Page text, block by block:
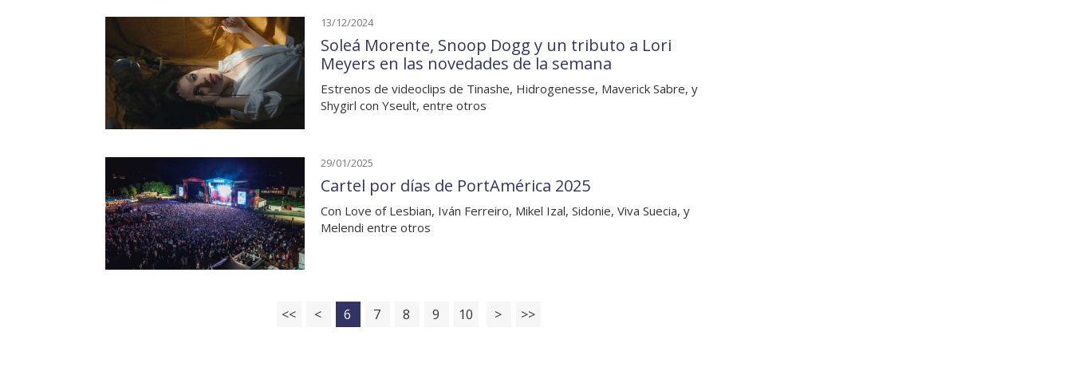
13/12/2024
Soleá Morente, Snoop Dogg y un tributo a Lori
Meyers en las novedades de la semana
Estrenos de videoclips de Tinashe, Hidrogenesse, Maverick Sabre, y
Shygirl con Yseult, entre otros
29/01/2025
Cartel por días de PortAmérica 2025
Con Love of Lesbian, Iván Ferreiro, Mikel Izal, Sidonie, Viva Suecia, y
Melendi entre otros
<< < 6 7 8 9 10 > >>